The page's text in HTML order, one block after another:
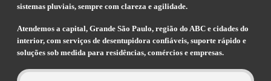
sistemas pluviais, sempre com clareza e agilidade.
Atendemos a capital, Grande São Paulo, região do ABC e cidades do
interior, com serviços de desentupidora confiáveis, suporte rápido e
soluções sob medida para residências, comércios e empresas.